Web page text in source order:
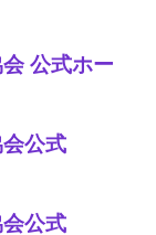
公式ホー
公式
公式